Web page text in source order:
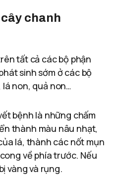
chanh
tất cả các bộ phận
sinh sớm ở các bộ
non, quả non…
bệnh là những chấm
thành màu nâu nhạt,
lá, thành các nốt mụn
về phía trước. Nếu
vàng và rụng.